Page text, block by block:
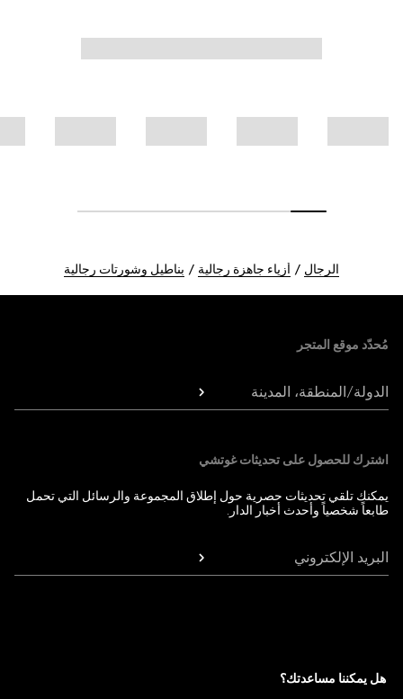
الرجال أزياء جاهزة رجالية بناطيل وشورتات رجالية
مُحدّد موقع المتجر
الدولة/المنطقة، المدينة
اشترك للحصول على تحديثات غوتشي
يمكنك تلقي تحديثات حصرية حول إطلاق المجموعة والرسائل التي تحمل
طابعاً شخصياً وأحدث أخبار الدار.
البريد الإلكتروني
هل يمكننا مساعدتك؟